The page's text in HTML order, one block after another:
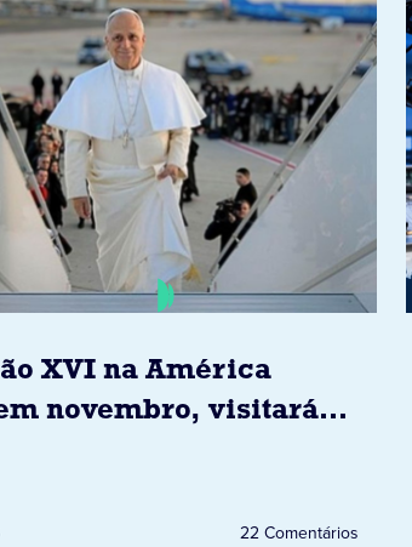
XVI na América
novembro, visitará
22 Comentários